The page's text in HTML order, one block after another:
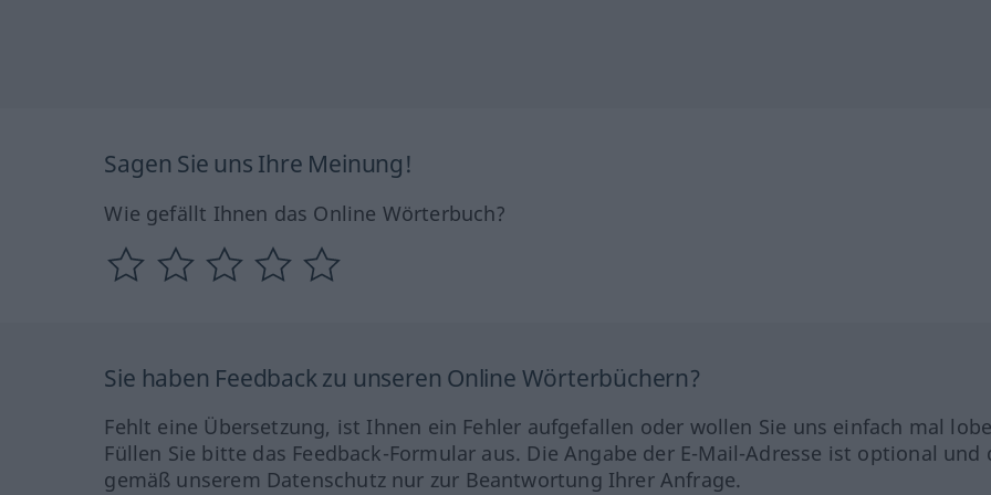
Sagen Sie uns Ihre Meinung!
Wie gefällt Ihnen das Online Wörterbuch?
Sie haben Feedback zu unseren Online Wörterbüchern?
Fehlt eine Übersetzung, ist Ihnen ein Fehler aufgefallen oder wollen Sie uns einfach mal
Füllen Sie bitte das Feedback-Formular aus. Die Angabe der E-Mail-Adresse ist optional und
gemäß unserem Datenschutz nur zur Beantwortung Ihrer Anfrage.